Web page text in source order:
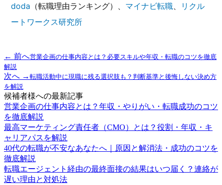
doda （転職理由ランキング）、 マイナビ転職、
リクル
ートワークス研究所
← 前へ営業企画の仕事内容とは？必要スキルや年収・転職のコツを徹底
解説
次へ → 転職活動中に現職に残る選択肢も？判断基準と後悔しない決め方
を解説
候補者様への最新記事
営業企画の仕事内容とは？年収・やりがい・転職成功のコツ
を徹底解説
最高マーケティング責任者（CMO）とは？役割・年収・キ
ャリアパスを解説
40代の転職が不安なあなたへ｜原因と解消法・成功のコツを
徹底解説
転職エージェント経由の最終面接の結果はいつ届く？連絡が
遅い理由と対処法